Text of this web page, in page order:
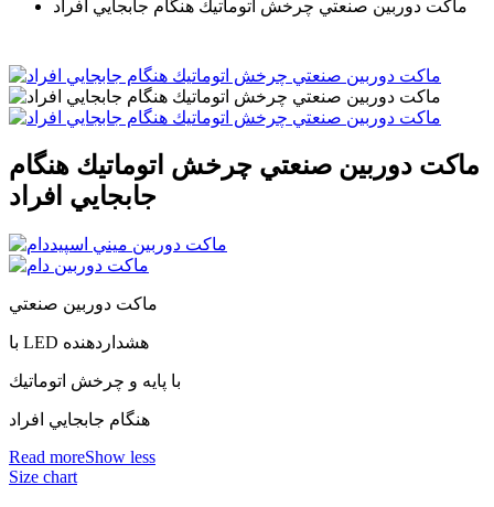
ماكت دوربين صنعتي چرخش اتوماتيك هنگام جابجايي افراد
ماكت دوربين صنعتي چرخش اتوماتيك هنگام
جابجايي افراد
ماكت دوربين صنعتي
با LED هشداردهنده
با پايه و چرخش اتوماتيك
هنگام جابجايي افراد
Read moreShow less
Size chart